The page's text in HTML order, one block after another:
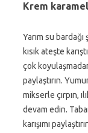
Krem
Yarım su
kısık ateşte
çok
paylaştırın.
mikserle çırpın,
devam edin.
karışımı